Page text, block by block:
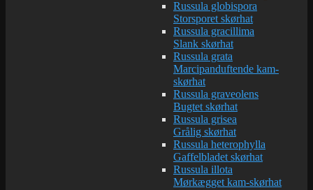
Russula globispora
Storsporet skørhat
Russula gracillima
Slank skørhat
Russula grata
Marcipanduftende kam-
skørhat
Russula graveolens
Bugtet skørhat
Russula grisea
Grålig skørhat
Russula heterophylla
Gaffelbladet skørhat
Russula illota
Mørkægget kam-skørhat